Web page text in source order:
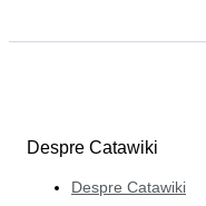
Despre Catawiki
Despre Catawiki